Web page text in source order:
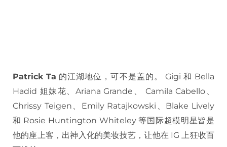
Patrick Ta 的江湖地位，可不是盖的。 Gigi 和 Bella
Hadid 姐妹花、Ariana Grande、 Camila Cabello、
Chrissy Teigen、Emily Ratajkowski、Blake Lively
和 Rosie Huntington Whiteley 等国际超模明星皆是
他的座上客，出神入化的美妆技艺，让他在 IG 上狂收百